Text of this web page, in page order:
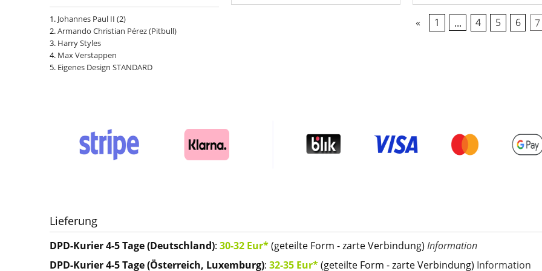
Johannes Paul II (2)
Armando Christian Pérez (Pitbull)
Harry Styles
Max Verstappen
Eigenes Design STANDARD
« 1 ... 4 5 6 7
Lieferung
DPD-Kurier 4-5 Tage (Deutschland): 30-32 Eur*(geteilte Form - zarte Verbindung) Information
DPD-Kurier 4-5 Tage (Österreich, Luxemburg): 32-35 Eur*(geteilte Form - zarte Verbindung) Information